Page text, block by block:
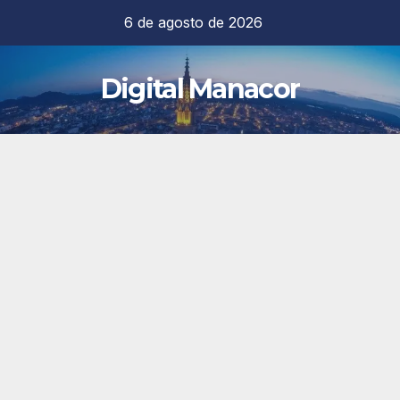
contenido
6 de agosto de 2026
Digital Manacor